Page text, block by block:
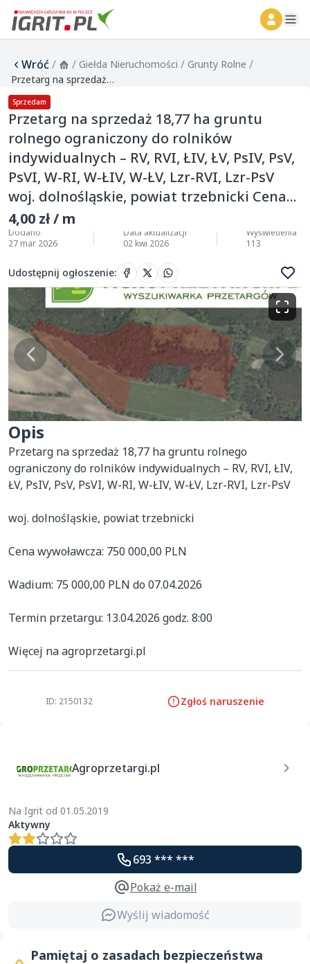
Wróć/ / Giełda Nieruchomości / Grunty Rolne /
Przetarg na sprzedaż 18,77 ha gruntu rolnego ograniczony do rolników indywidualnych – RV, RVI, ŁIV, ŁV, PsIV, PsV, PsVI, W-RI, W-ŁIV, W-ŁV, Lzr-RVI, Lzr-PsV woj. dolnośląskie, powiat trzebnicki Cena...
Sprzedam
Przetarg na sprzedaż 18,77 ha gruntu
rolnego ograniczony do rolników
indywidualnych – RV, RVI, ŁIV, ŁV, PsIV, PsV,
PsVI, W-RI, W-ŁIV, W-ŁV, Lzr-RVI, Lzr-PsV
woj. dolnośląskie, powiat trzebnicki Cena...
4,00 zł / m
Dodano
27 mar 2026
Data aktualizacji
02 kwi 2026
Wyświetlenia
113
Udostępnij ogłoszenie:
Opis
Przetarg na sprzedaż 18,77 ha gruntu rolnego
ograniczony do rolników indywidualnych – RV, RVI, ŁIV,
ŁV, PsIV, PsV, PsVI, W-RI, W-ŁIV, W-ŁV, Lzr-RVI, Lzr-PsV
woj. dolnośląskie, powiat trzebnicki
Cena wywoławcza: 750 000,00 PLN
Wadium: 75 000,00 PLN do 07.04.2026
Termin przetargu: 13.04.2026 godz. 8:00
Więcej na agroprzetargi.pl
ID: 2150132 Zgłoś naruszenie
Agroprzetargi.pl
Na Igrit od 01.05.2019
Aktywny
693 *** ***
Pokaż e-mail
Wyślij wiadomość
Pamiętaj o zasadach bezpieczeństwa